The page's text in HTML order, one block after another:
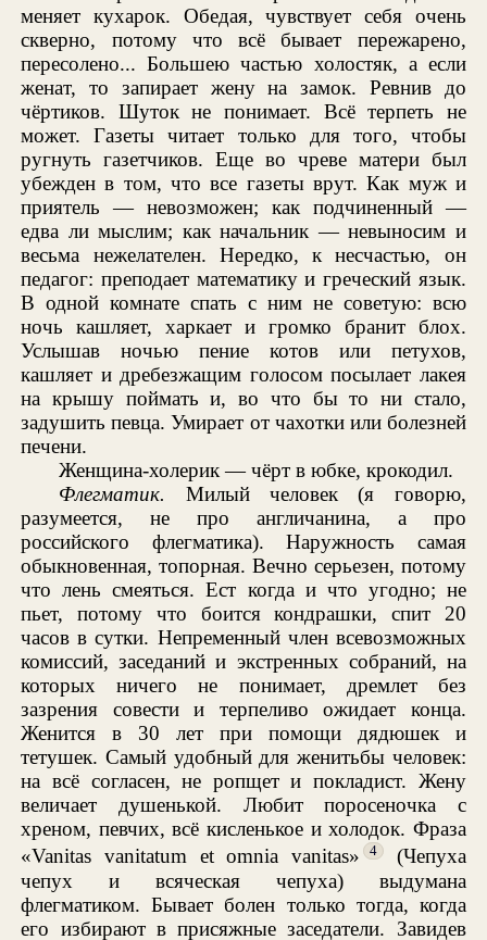
меняет кухарок. Обедая, чувствует себя очень
скверно, потому что всё бывает пережарено,
пересолено... Большею частью холостяк, а если
женат, то запирает жену на замок. Ревнив до
чёртиков. Шуток не понимает. Всё терпеть не
может. Газеты читает только для того, чтобы
ругнуть газетчиков. Еще во чреве матери был
убежден в том, что все газеты врут. Как муж и
приятель — невозможен; как подчиненный —
едва ли мыслим; как начальник — невыносим и
весьма нежелателен. Нередко, к несчастью, он
педагог: преподает математику и греческий язык.
В одной комнате спать с ним не советую: всю
ночь кашляет, харкает и громко бранит блох.
Услышав ночью пение котов или петухов,
кашляет и дребезжащим голосом посылает лакея
на крышу поймать и, во что бы то ни стало,
задушить певца. Умирает от чахотки или болезней
печени.
Женщина-холерик — чёрт в юбке, крокодил.
Флегматик.
Милый человек (я говорю,
разумеется, не про англичанина, а про
российского флегматика). Наружность самая
обыкновенная, топорная. Вечно серьезен, потому
что лень смеяться. Ест когда и что угодно; не
пьет, потому что боится кондрашки, спит 20
часов в сутки. Непременный член всевозможных
комиссий, заседаний и экстренных собраний, на
которых ничего не понимает, дремлет без
зазрения совести и терпеливо ожидает конца.
Женится в 30 лет при помощи дядюшек и
тетушек. Самый удобный для женитьбы человек:
на всё согласен, не ропщет и покладист. Жену
величает душенькой. Любит поросеночка с
хреном, певчих, всё кисленькое и холодок. Фраза
«Vanitas vanitatum et omnia vanitas»
4
(Чепуха
чепух и всяческая чепуха) выдумана
флегматиком. Бывает болен только тогда, когда
его избирают в присяжные заседатели. Завидев